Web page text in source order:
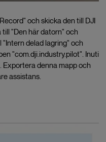
och skicka den till DJI
"Den här datorn" och
"Intern delad lagring" och
"com.dji.industry.pilot". Inuti
denna mapp och
assistans.